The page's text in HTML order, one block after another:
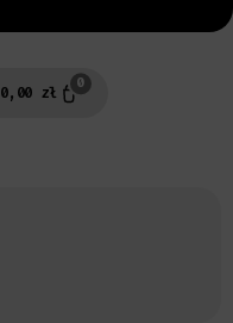
0,00 zł
0